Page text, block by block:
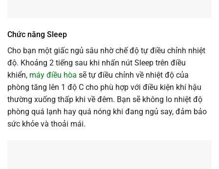
Chức năng Sleep
Cho bạn một giấc ngủ sâu nhờ chế độ tự điều chỉnh nhiệt
độ. Khoảng 2 tiếng sau khi nhấn nút Sleep trên điều
khiển, máy điều hòa sẽ tự điều chỉnh về nhiệt độ của
phòng tăng lên 1 độ C cho phù hợp với điều kiện khí hậu
thường xuống thấp khi về đêm. Bạn sẽ không lo nhiệt độ
phòng quá lạnh hay quá nóng khi đang ngủ say, đảm bảo
sức khỏe và thoải mái.